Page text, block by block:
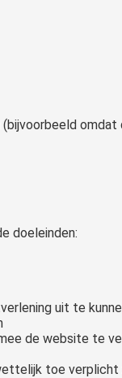
doeleinden:
uit te
de website te
toe